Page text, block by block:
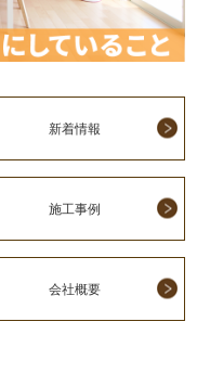
新着情報
施工事例
会社概要